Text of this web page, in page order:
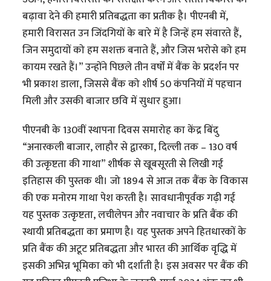
बढ़ावा देने की हमारी प्रतिबद्धता का प्रतीक है। पीएनबी में,
हमारी विरासत उन जिंदगियों के बारे में है जिन्हें हम संवारते हैं,
जिन समुदायों को हम सशक्त बनाते हैं, और जिस भरोसे को हम
कायम रखते हैं।” उन्होंने पिछले तीन वर्षों में बैंक के प्रदर्शन पर
भी प्रकाश डाला, जिससे बैंक को शीर्ष 50 कंपनियों में पहचान
मिली और उसकी बाजार छवि में सुधार हुआ।
पीएनबी के 130वीं स्थापना दिवस समारोह का केंद्र बिंदु
“अनारकली बाजार, लाहौर से द्वारका, दिल्ली तक – 130 वर्ष
की उत्कृष्टता की गाथा” शीर्षक से खूबसूरती से लिखी गई
इतिहास की पुस्तक थी। जो 1894 से आज तक बैंक के विकास
की एक मनोरम गाथा पेश करती है। सावधानीपूर्वक गढ़ी गई
यह पुस्तक उत्कृष्टता, लचीलेपन और नवाचार के प्रति बैंक की
स्थायी प्रतिबद्धता का प्रमाण है। यह पुस्तक अपने हितधारकों के
प्रति बैंक की अटूट प्रतिबद्धता और भारत की आर्थिक वृद्धि में
इसकी अभिन्न भूमिका को भी दर्शाती है। इस अवसर पर बैंक की